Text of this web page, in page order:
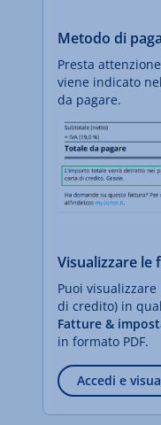
Metodo di
Presta
viene indicato
da pagare.
Visualizzare le
Puoi
di credito) in
Fatture &
in formato PDF.
Accedi e